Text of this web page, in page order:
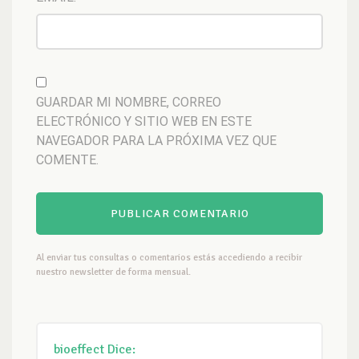
GUARDAR MI NOMBRE, CORREO
ELECTRÓNICO Y SITIO WEB EN ESTE
NAVEGADOR PARA LA PRÓXIMA VEZ QUE
COMENTE.
Al enviar tus consultas o comentarios estás accediendo a recibir
nuestro newsletter de forma mensual.
bioeffect Dice: